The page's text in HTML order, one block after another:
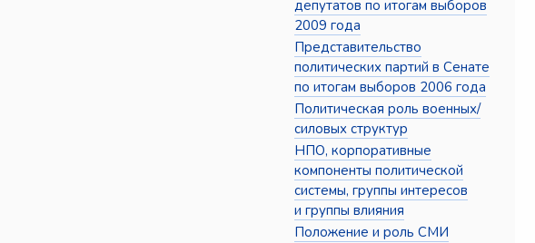
депутатов по итогам выборов
2009 года
Представительство
политических партий в Сенате
по итогам выборов 2006 года
Политическая роль военных/
силовых структур
НПО, корпоративные
компоненты политической
системы, группы интересов
и группы влияния
Положение и роль СМИ